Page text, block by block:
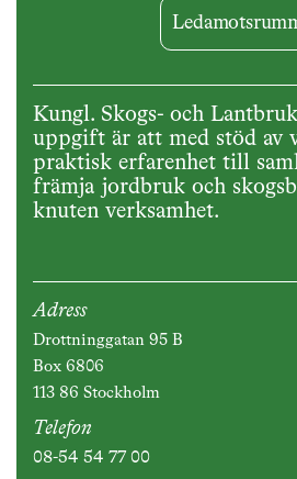
Kungl. Skogs- och
uppgift är att med stöd av
praktisk erfarenhet till
främja jordbruk och
knuten verksamhet.
Adress
Drottninggatan 95 B
Box 6806
113 86 Stockholm
Telefon
08-54 54 77 00